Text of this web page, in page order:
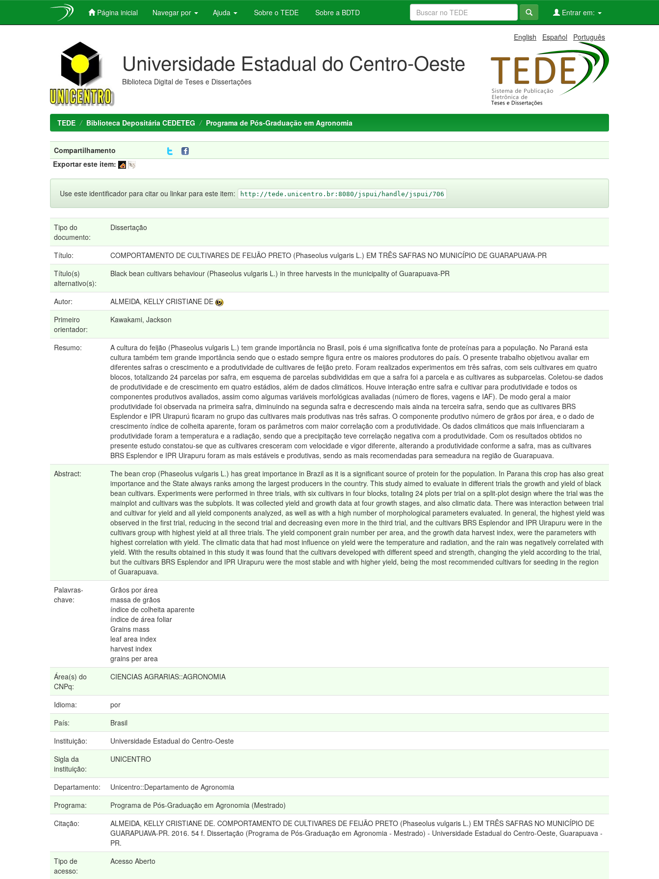
Página inicial Navegar por Ajuda Sobre o TEDE Sobre a BDTD Entrar em:
English Español Português
Universidade Estadual do Centro-Oeste
Biblioteca Digital de Teses e Dissertações
TEDE Biblioteca Depositária CEDETEG Programa de Pós-Graduação em Agronomia
Compartilhamento
Exportar este item:
Use este identificador para citar ou linkar para este item: http://tede.unicentro.br:8080/jspui/handle/jspui/706
Tipo do
documento:
Dissertação
Título:
COMPORTAMENTO DE CULTIVARES DE FEIJÃO PRETO (Phaseolus vulgaris L.) EM TRÊS SAFRAS NO MUNICÍPIO DE GUARAPUAVA-PR
Título(s)
alternativo(s):
Black bean cultivars behaviour (Phaseolus vulgaris L.) in three harvests in the municipality of Guarapuava-PR
Autor:
ALMEIDA, KELLY CRISTIANE DE
Primeiro
orientador:
Kawakami, Jackson
Resumo:
A cultura do feijão (Phaseolus vulgaris L.) tem grande importância no Brasil, pois é uma significativa fonte de proteínas para a população. No Paraná esta
cultura também tem grande importância sendo que o estado sempre figura entre os maiores produtores do país. O presente trabalho objetivou avaliar em
diferentes safras o crescimento e a produtividade de cultivares de feijão preto. Foram realizados experimentos em três safras, com seis cultivares em quatro
blocos, totalizando 24 parcelas por safra, em esquema de parcelas subdivididas em que a safra foi a parcela e as cultivares as subparcelas. Coletou-se dados
de produtividade e de crescimento em quatro estádios, além de dados climáticos. Houve interação entre safra e cultivar para produtividade e todos os
componentes produtivos avaliados, assim como algumas variáveis morfológicas avaliadas (número de flores, vagens e IAF). De modo geral a maior
produtividade foi observada na primeira safra, diminuindo na segunda safra e decrescendo mais ainda na terceira safra, sendo que as cultivares BRS
Esplendor e IPR Uirapurú ficaram no grupo das cultivares mais produtivas nas três safras. O componente produtivo número de grãos por área, e o dado de
crescimento índice de colheita aparente, foram os parâmetros com maior correlação com a produtividade. Os dados climáticos que mais influenciaram a
produtividade foram a temperatura e a radiação, sendo que a precipitação teve correlação negativa com a produtividade. Com os resultados obtidos no
presente estudo constatou-se que as cultivares cresceram com velocidade e vigor diferente, alterando a produtividade conforme a safra, mas as cultivares
BRS Esplendor e IPR Uirapuru foram as mais estáveis e produtivas, sendo as mais recomendadas para semeadura na região de Guarapuava.
Abstract:
The bean crop (Phaseolus vulgaris L.) has great importance in Brazil as it is a significant source of protein for the population. In Parana this crop has also great
importance and the State always ranks among the largest producers in the country. This study aimed to evaluate in different trials the growth and yield of black
bean cultivars. Experiments were performed in three trials, with six cultivars in four blocks, totaling 24 plots per trial on a split-plot design where the trial was the
mainplot and cultivars was the subplots. It was collected yield and growth data at four growth stages, and also climatic data. There was interaction between trial
and cultivar for yield and all yield components analyzed, as well as with a high number of morphological parameters evaluated. In general, the highest yield was
observed in the first trial, reducing in the second trial and decreasing even more in the third trial, and the cultivars BRS Esplendor and IPR Uirapuru were in the
cultivars group with highest yield at all three trials. The yield component grain number per area, and the growth data harvest index, were the parameters with
highest correlation with yield. The climatic data that had most influence on yield were the temperature and radiation, and the rain was negatively correlated with
yield. With the results obtained in this study it was found that the cultivars developed with different speed and strength, changing the yield according to the trial,
but the cultivars BRS Esplendor and IPR Uirapuru were the most stable and with higher yield, being the most recommended cultivars for seeding in the region
of Guarapuava.
Palavras-
chave:
Grãos por área
massa de grãos
índice de colheita aparente
índice de área foliar
Grains mass
leaf area index
harvest index
grains per area
Área(s) do
CNPq:
CIENCIAS AGRARIAS::AGRONOMIA
Idioma:
por
País:
Brasil
Instituição:
Universidade Estadual do Centro-Oeste
Sigla da
instituição:
UNICENTRO
Departamento:
Unicentro::Departamento de Agronomia
Programa:
Programa de Pós-Graduação em Agronomia (Mestrado)
Citação:
ALMEIDA, KELLY CRISTIANE DE. COMPORTAMENTO DE CULTIVARES DE FEIJÃO PRETO (Phaseolus vulgaris L.) EM TRÊS SAFRAS NO MUNICÍPIO DE
GUARAPUAVA-PR. 2016. 54 f. Dissertação (Programa de Pós-Graduação em Agronomia - Mestrado) - Universidade Estadual do Centro-Oeste, Guarapuava -
PR.
Tipo de
acesso:
Acesso Aberto